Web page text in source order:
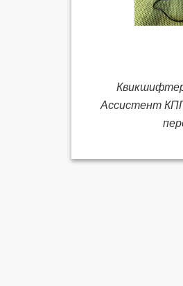
Квикшифтер
Ассистент КПП